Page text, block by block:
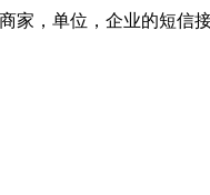
家，单位，企业的短信